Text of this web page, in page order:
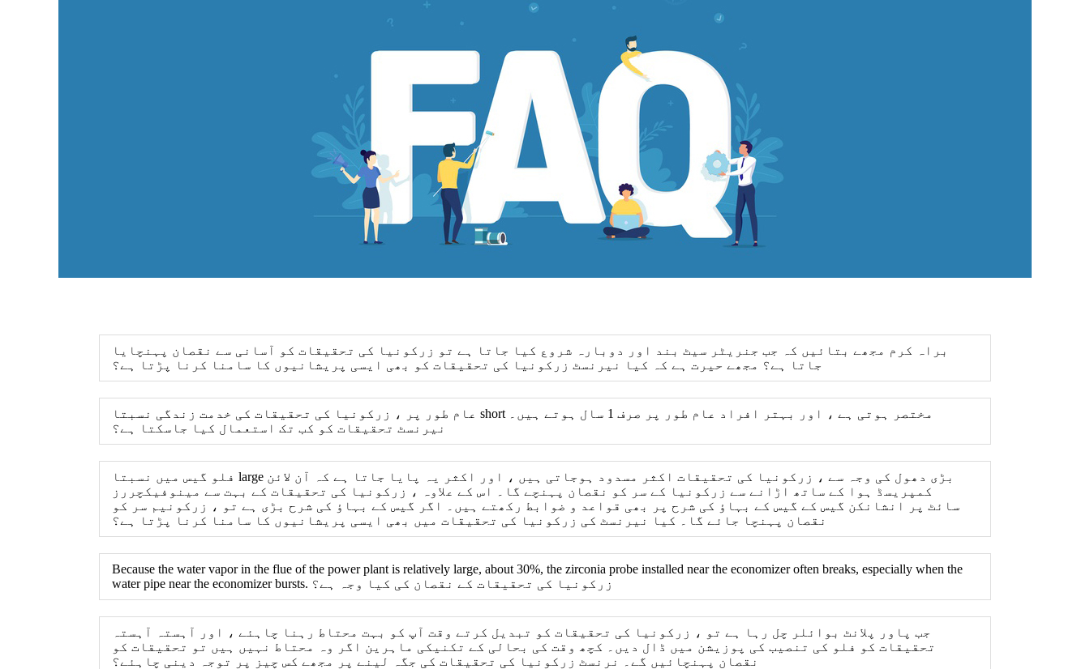
براہ کرم مجھے بتائیں کہ جب جنریٹر سیٹ بند اور دوبارہ شروع کیا جاتا ہے تو زرکونیا کی تحقیقات کو آسانی سے نقصان پہنچایا
جاتا ہے؟ مجھے حیرت ہے کہ کیا نیرنسٹ زرکونیا کی تحقیقات کو بھی ایسی پریشانیوں کا سامنا کرنا پڑتا ہے؟
عام طور پر ، زرکونیا کی تحقیقات کی خدمت زندگی نسبتا short مختصر ہوتی ہے ، اور بہتر افراد عام طور پر صرف 1 سال ہوتے ہیں۔
نیرنسٹ تحقیقات کو کب تک استعمال کیا جاسکتا ہے؟
فلو گیس میں نسبتا large بڑی دھول کی وجہ سے ، زرکونیا کی تحقیقات اکثر مسدود ہوجاتی ہیں ، اور اکثر یہ پایا جاتا ہے کہ آن لائن
کمپریسڈ ہوا کے ساتھ اڑانے سے زرکونیا کے سر کو نقصان پہنچے گا۔ اس کے علاوہ ، زرکونیا کی تحقیقات کے بہت سے مینوفیکچررز
سائٹ پر انشانکن گیس کے گیس کے بہاؤ کی شرح پر بھی قواعد و ضوابط رکھتے ہیں۔ اگر گیس کے بہاؤ کی شرح بڑی ہے تو ، زرکونیم سر کو
نقصان پہنچا جائے گا۔ کیا نیرنسٹ کی زرکونیا کی تحقیقات میں بھی ایسی پریشانیوں کا سامنا کرنا پڑتا ہے؟
Because the water vapor in the flue of the power plant is relatively large, about 30%, the zirconia probe installed near the economizer often breaks, especially when the
water pipe near the economizer bursts. زرکونیا کی تحقیقات کے نقصان کی کیا وجہ ہے؟
جب پاور پلانٹ بوائلر چل رہا ہے تو ، زرکونیا کی تحقیقات کو تبدیل کرتے وقت آپ کو بہت محتاط رہنا چاہئے ، اور آہستہ آہستہ
تحقیقات کو فلو کی تنصیب کی پوزیشن میں ڈال دیں۔ کچھ وقت کی بحالی کے تکنیکی ماہرین اگر وہ محتاط نہیں ہیں تو تحقیقات کو
نقصان پہنچائیں گے۔ نرنسٹ زرکونیا کی تحقیقات کی جگہ لینے پر مجھے کس چیز پر توجہ دینی چاہئے؟